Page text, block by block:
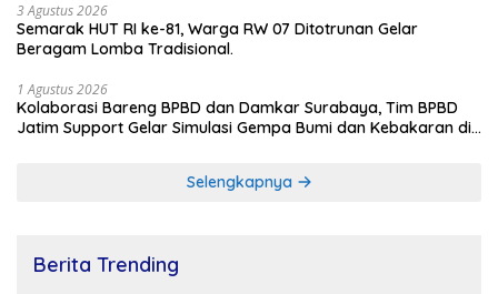
3 Agustus 2026
Semarak HUT RI ke-81, Warga RW 07 Ditotrunan Gelar
Beragam Lomba Tradisional.
1 Agustus 2026
Kolaborasi Bareng BPBD dan Damkar Surabaya, Tim BPBD
Jatim Support Gelar Simulasi Gempa Bumi dan Kebakaran di
Selengkapnya
Berita Trending